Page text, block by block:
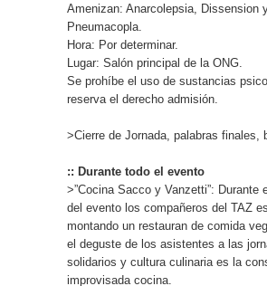
Amenizan: Anarcolepsia, Dissension
Pneumacopla.
Hora: Por determinar.
Lugar: Salón principal de la ONG.
Se prohíbe el uso de sustancias
reserva el derecho admisión.
>Cierre de Jornada, palabras finales,
:: Durante todo el evento
>”Cocina Sacco y Vanzetti”: Durante
del evento los compañeros del TAZ
montando un restauran de comida
el deguste de los asistentes a las
solidarios y cultura culinaria es la
improvisada cocina.